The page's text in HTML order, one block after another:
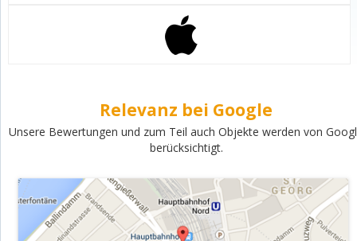
Relevanz bei Google
Unsere Bewertungen und zum Teil auch Objekte werden von
berücksichtigt.